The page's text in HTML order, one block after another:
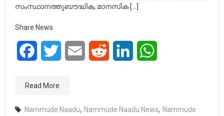
സംസ്ഥാനത്തുബൗദ്ധിക, മാനസിക […]
Share News
FacebookTwitter Email Reddit LinkedIn
Read More
Nammude Naadu, Nammude Naadu News, Nammude